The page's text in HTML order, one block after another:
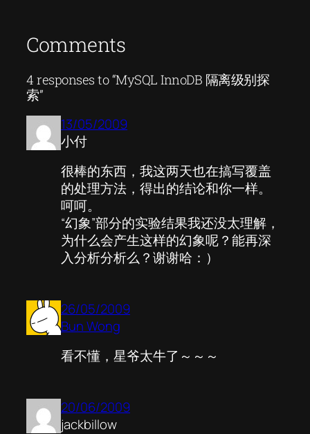
Comments
4 responses to “MySQL InnoDB 隔离级别探
索”
13/05/2009
小付
很棒的东西，我这两天也在搞写覆盖
的处理方法，得出的结论和你一样。
呵呵。
“幻象”部分的实验结果我还没太理解，
为什么会产生这样的幻象呢？能再深
入分析分析么？谢谢哈：）
26/05/2009
Bun Wong
看不懂，星爷太牛了～～～
20/06/2009
jackbillow